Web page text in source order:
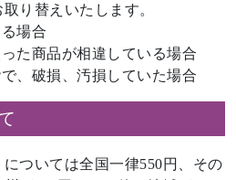
り替えいたします。
場合
た商品が相違している場合
、破損、汚損していた場合
については全国一律550円、その